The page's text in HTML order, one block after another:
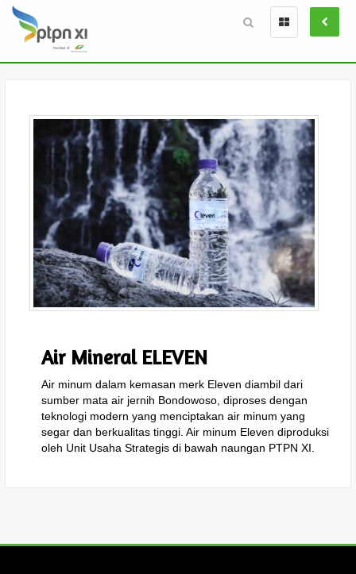
Air Mineral ELEVEN
Air minum dalam kemasan merk Eleven diambil dari
sumber mata air jernih Bondowoso, diproses dengan
teknologi modern yang menciptakan air minum yang
segar dan berkualitas tinggi. Air minum Eleven diproduksi
oleh Unit Usaha Strategis di bawah naungan PTPN XI.